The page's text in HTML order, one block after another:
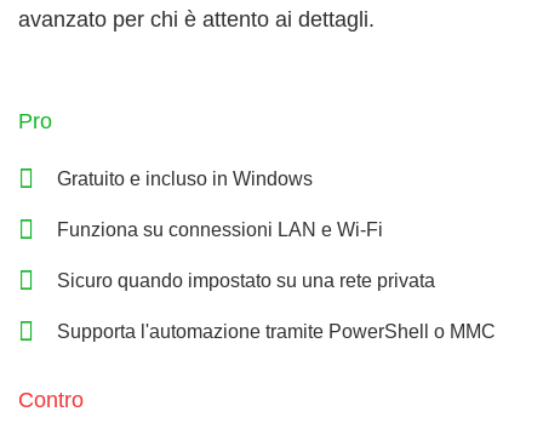
avanzato per chi è attento ai dettagli.
Pro
Gratuito e incluso in Windows
Funziona su connessioni LAN e Wi‑Fi
Sicuro quando impostato su una rete privata
Supporta l'automazione tramite PowerShell o MMC
Contro